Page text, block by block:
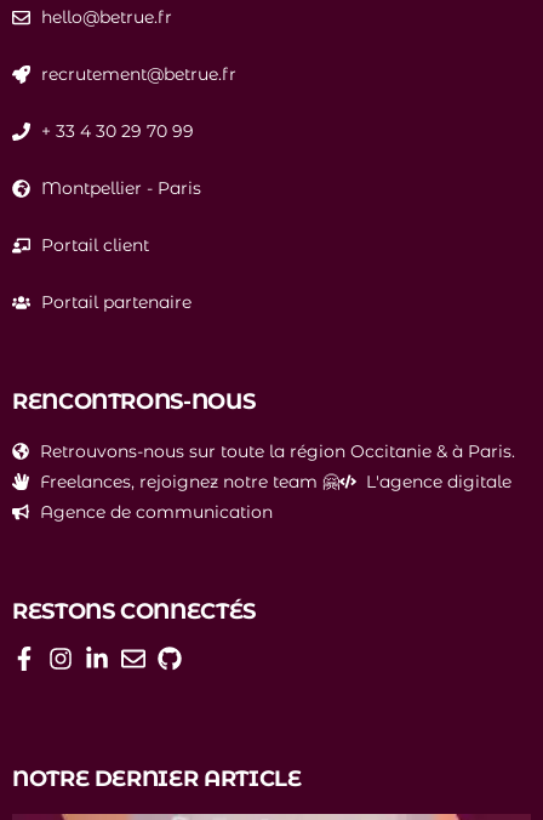
hello@betrue.fr
recrutement@betrue.fr
+ 33 4 30 29 70 99
Montpellier - Paris
Portail client
Portail partenaire
RENCONTRONS-NOUS
Retrouvons-nous sur toute la région Occitanie & à Paris.
Freelances, rejoignez notre team 🤗
L'agence digitale
Agence de communication
RESTONS CONNECTÉS
NOTRE DERNIER ARTICLE